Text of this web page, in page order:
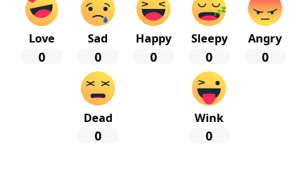
Love
0
Sad
0
Happy
0
Sleepy
0
Angry
0
Dead
0
Wink
0